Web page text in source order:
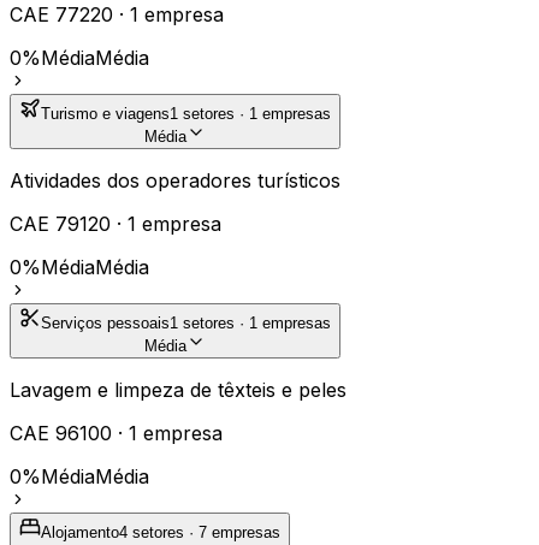
CAE 77220 · 1 empresa
0%MédiaMédia
Turismo e viagens1 setores · 1 empresas
Média
Atividades dos operadores turísticos
CAE 79120 · 1 empresa
0%MédiaMédia
Serviços pessoais1 setores · 1 empresas
Média
Lavagem e limpeza de têxteis e peles
CAE 96100 · 1 empresa
0%MédiaMédia
Alojamento4 setores · 7 empresas